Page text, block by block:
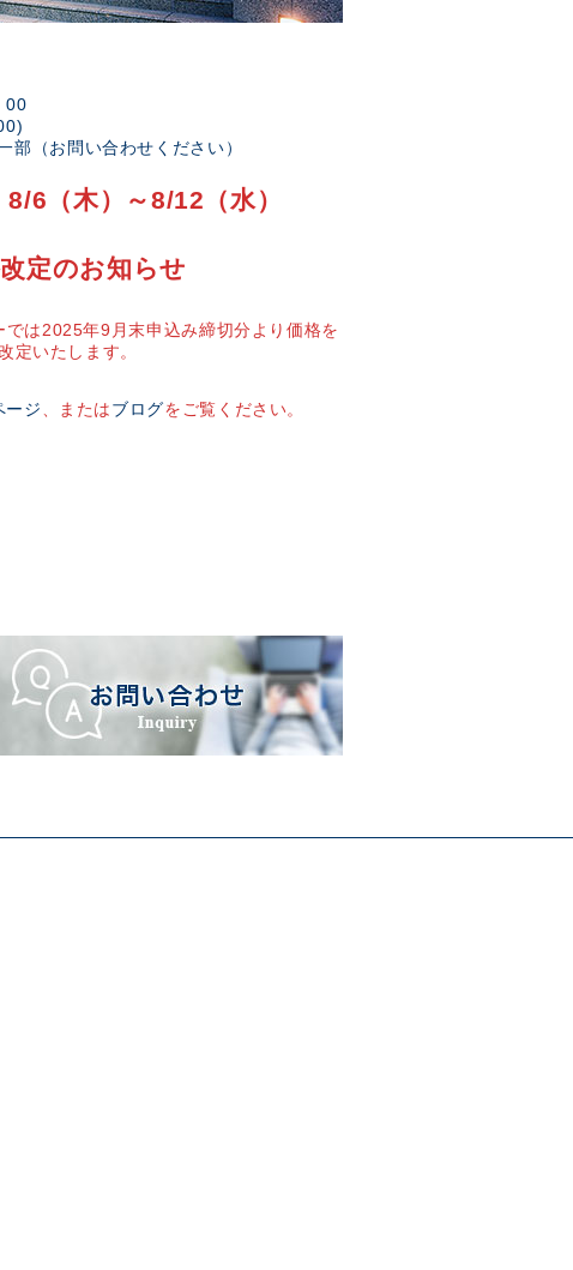
00
部（お問い合わせください）
6（木）～8/12（水）
定のお知らせ
は2025年9月末申込み締切分より価格を
定いたします。
ージ 、またはブログをご覧ください。